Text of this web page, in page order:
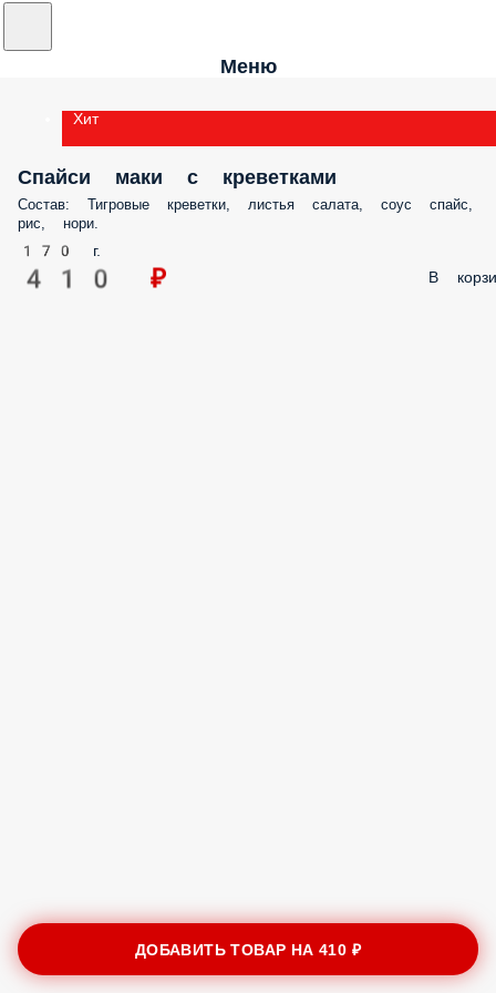
Меню
Хит
Спайси маки с креветками
Состав: Тигровые креветки, листья салата, соус спайс,
рис, нори.
170 г.
410 ₽ В
ДОБАВИТЬ ТОВАР НА410 ₽